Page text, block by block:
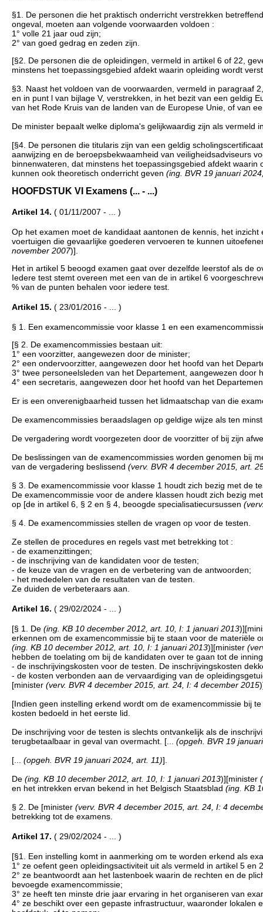
§1. De personen die het praktisch onderricht verstrekken
ongeval, moeten aan volgende voorwaarden voldoen :
1° volle 21 jaar oud zijn;
2° van goed gedrag en zeden zijn.
[§2. De personen die de opleidingen, vermeld in artikel 6 of 22,
minstens het toepassingsgebied afdekt waarin opleiding wordt
§3. Naast het voldoen van de voorwaarden, vermeld in paragraaf
en in punt l van bijlage V, verstrekken, in het bezit van een geldig
van het Rode Kruis van de landen van de Europese Unie, of van
De minister bepaalt welke diploma's gelijkwaardig zijn als vermeld
[§4. De personen die titularis zijn van een geldig
aanwijzing en de beroepsbekwaamheid van veiligheidsadviseurs
binnenwateren, dat minstens het toepassingsgebied afdekt
kunnen ook theoretisch onderricht geven (ing. BVR 19 januari
HOOFDSTUK VI Examens (... - ...)
Artikel 14. ( 01/11/2007 - ... )
Op het examen moet de kandidaat aantonen de kennis, het
voertuigen die gevaarlijke goederen vervoeren te kunnen
november 2007)].
Het in artikel 5 beoogd examen gaat over dezelfde leerstof als de
Iedere test stemt overeen met een van de in artikel 6
% van de punten behalen voor iedere test.
Artikel 15. ( 23/01/2016 - ... )
§ 1. Een examencommissie voor klasse 1 en een
[§ 2. De examencommissies bestaan uit:
1° een voorzitter, aangewezen door de minister;
2° een ondervoorzitter, aangewezen door het hoofd van het
3° twee personeelsleden van het Departement, aangewezen door
4° een secretaris, aangewezen door het hoofd van het
Er is een onverenigbaarheid tussen het lidmaatschap van die
De examencommissies beraadslagen op geldige wijze als ten
De vergadering wordt voorgezeten door de voorzitter of bij zijn
De beslissingen van de examencommissies worden genomen bij
van de vergadering beslissend (verv. BVR 4 december 2015, art.
§ 3. De examencommissie voor klasse 1 houdt zich bezig met de
De examencommissie voor de andere klassen houdt zich bezig
op [de in artikel 6, § 2 en § 4, beoogde specialisatiecursussen
§ 4. De examencommissies stellen de vragen op voor de testen.
Ze stellen de procedures en regels vast met betrekking tot :
- de examenzittingen;
- de inschrijving van de kandidaten voor de testen;
- de keuze van de vragen en de verbetering van de antwoorden;
- het mededelen van de resultaten van de testen.
Ze duiden de verbeteraars aan.
Artikel 16. ( 29/02/2024 - ... )
[§ 1. De (ing. KB 10 december 2012, art. 10, I: 1 januari 2013
erkennen om de examencommissie bij te staan voor de materiële
(ing. KB 10 december 2012, art. 10, I: 1 januari 2013)][minister
hebben de toelating om bij de kandidaten over te gaan tot de
- de inschrijvingskosten voor de testen. De inschrijvingskosten
- de kosten verbonden aan de vervaardiging van de
[minister (verv. BVR 4 december 2015, art. 24, I: 4 december 2015
[Indien geen instelling erkend wordt om de examencommissie bij
kosten bedoeld in het eerste lid.
De inschrijving voor de testen is slechts ontvankelijk als de
terugbetaalbaar in geval van overmacht. [... (opgeh. BVR 19
[... (opgeh. BVR 19 januari 2024, art. 11)].
De (ing. KB 10 december 2012, art. 10, I: 1 januari 2013)][minister
en het intrekken ervan bekend in het Belgisch Staatsblad (ing. KB
§ 2. De [minister (verv. BVR 4 december 2015, art. 24, I: 4
betrekking tot de examens.
Artikel 17. ( 29/02/2024 - ... )
[§1. Een instelling komt in aanmerking om te worden erkend als
1° ze oefent geen opleidingsactiviteit uit als vermeld in artikel 5 en
2° ze beantwoordt aan het lastenboek waarin de rechten en de
bevoegde examencommissie;
3° ze heeft ten minste drie jaar ervaring in het organiseren van
4° ze beschikt over een gepaste infrastructuur, waaronder